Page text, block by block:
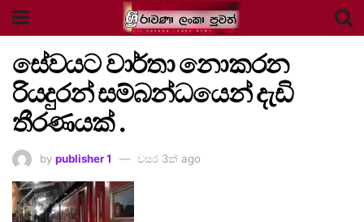
සේවයට වාර්තා නොකරන
රියදුරන් සම්බන්ධයෙන් දැඩි
තීරණයක් .
by publisher 1 වසර 3ක් ago